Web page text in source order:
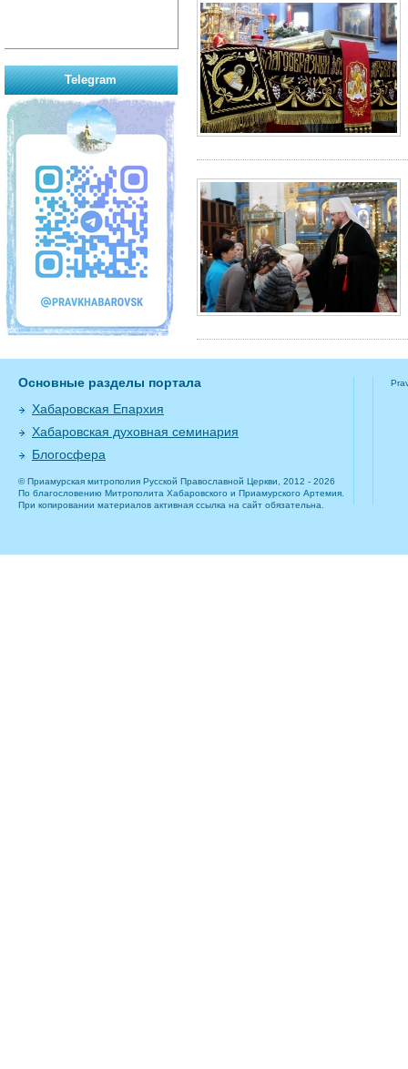
Telegram
Основные разделы портала
Хабаровская Епархия
Хабаровская духовная семинария
Блогосфера
© Приамурская митрополия Русской Православной Церкви, 2012 - 2026
По благословению Митрополита Хабаровского и Приамурского Артемия.
При копировании материалов активная ссылка на сайт обязательна.